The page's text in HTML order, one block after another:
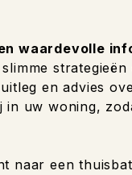
waardevolle
strategieën
en advies
in uw woning,
naar een